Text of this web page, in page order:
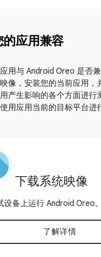
的应用兼容
用与 Android Oreo 是否
像，安装您的当前应用，
产生影响的各个方面进行
用应用当前的目标平台进
下载系统映像
设备上运行 Android Oreo。
了解详情